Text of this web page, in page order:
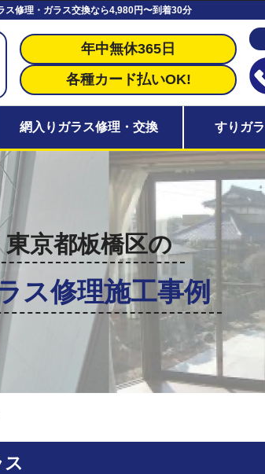
ス修理・ガラス交換なら4,980円〜到着30分
年中無休365日
各種カード払いOK!
網入りガラス修理・交換 すりガ
東京都板橋区の
ス修理施工事例